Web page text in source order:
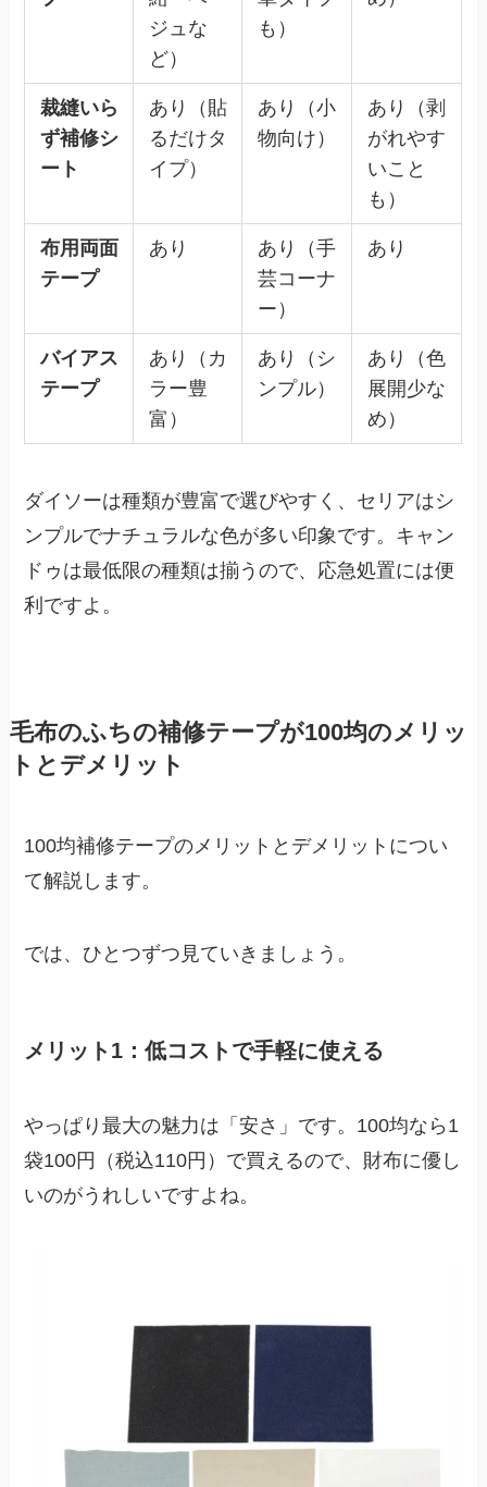
ジュな
ど）
も）
裁縫いら
ず補修シ
ート
あり（貼
るだけタ
イプ）
あり（小
物向け）
あり（剥
がれやす
いこと
も）
布用両面
テープ
あり
あり（手
芸コーナ
ー）
あり
バイアス
テープ
あり（カ
ラー豊
富）
あり（シ
ンプル）
あり（色
展開少な
め）
ダイソーは種類が豊富で選びやすく、セリアはシ
ンプルでナチュラルな色が多い印象です。キャン
ドゥは最低限の種類は揃うので、応急処置には便
利ですよ。
毛布のふちの補修テープが100均のメリッ
トとデメリット
100均補修テープのメリットとデメリットについ
て解説します。
では、ひとつずつ見ていきましょう。
メリット1：低コストで手軽に使える
やっぱり最大の魅力は「安さ」です。100均なら1
袋100円（税込110円）で買えるので、財布に優し
いのがうれしいですよね。